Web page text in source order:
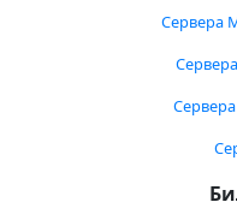
Сервера